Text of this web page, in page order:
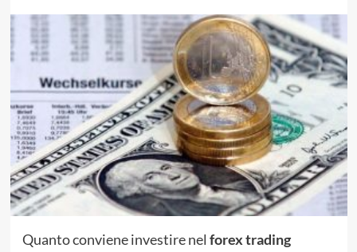
Quanto conviene investire nel forex trading